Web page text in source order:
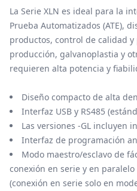
La Serie XLN es ideal para la
Prueba Automatizados (ATE),
productos, control de calidad
producción, galvanoplastia y
requieren alta potencia y
Diseño compacto de alta
Interfaz USB y RS485
Las versiones -GL incluyen
Interfaz de programación
Modo maestro/esclavo de
conexión en serie y en
(conexión en serie solo en